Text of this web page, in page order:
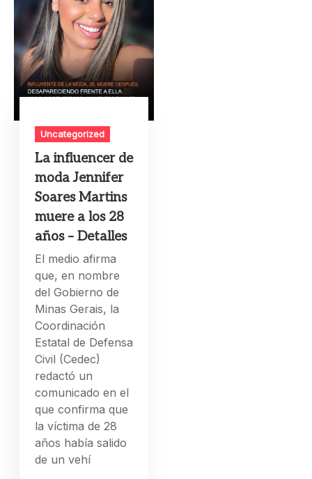
Uncategorized
La influencer de
moda Jennifer
Soares Martins
muere a los 28
años – Detalles
El medio afirma
que, en nombre
del Gobierno de
Minas Gerais, la
Coordinación
Estatal de Defensa
Civil (Cedec)
redactó un
comunicado en el
que confirma que
la víctima de 28
años había salido
de un vehí